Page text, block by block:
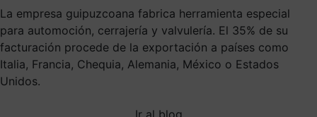
La empresa guipuzcoana fabrica herramienta especial
para automoción, cerrajería y valvulería. El 35% de su
facturación procede de la exportación a países como
Italia, Francia, Chequia, Alemania, México o Estados
Unidos.
Ir al blog